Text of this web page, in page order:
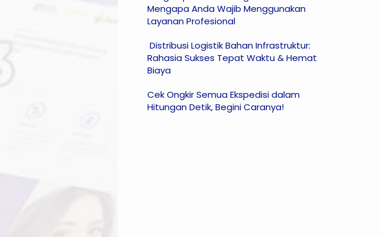
Mengapa Anda Wajib Menggunakan
Layanan Profesional
Distribusi Logistik Bahan Infrastruktur:
Rahasia Sukses Tepat Waktu & Hemat
Biaya
Cek Ongkir Semua Ekspedisi dalam
Hitungan Detik, Begini Caranya!